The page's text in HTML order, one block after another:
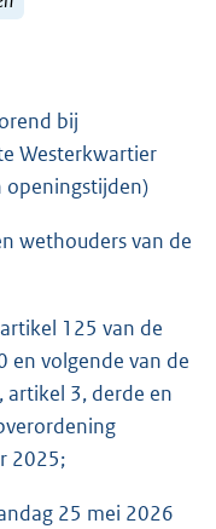
bij
Westerkwartier
openingstijden)
wethouders van de
125 van de
en volgende van de
artikel 3, derde en
2025;
25 mei 2026